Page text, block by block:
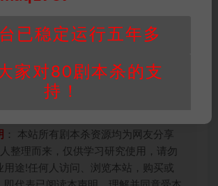
多线欺诈等各种操作为一体，推理部分
盘限制，链接有失效的风险，如遇到无
联系客服补发！！！网盘不限速下载神
： 本站所有剧本杀资源均为网友分享
整理而来，仅供学习研究使用，请勿
用途!任何人访问、浏览本站，购买或
已稳定运行五年多
家对80剧本杀的支
持！